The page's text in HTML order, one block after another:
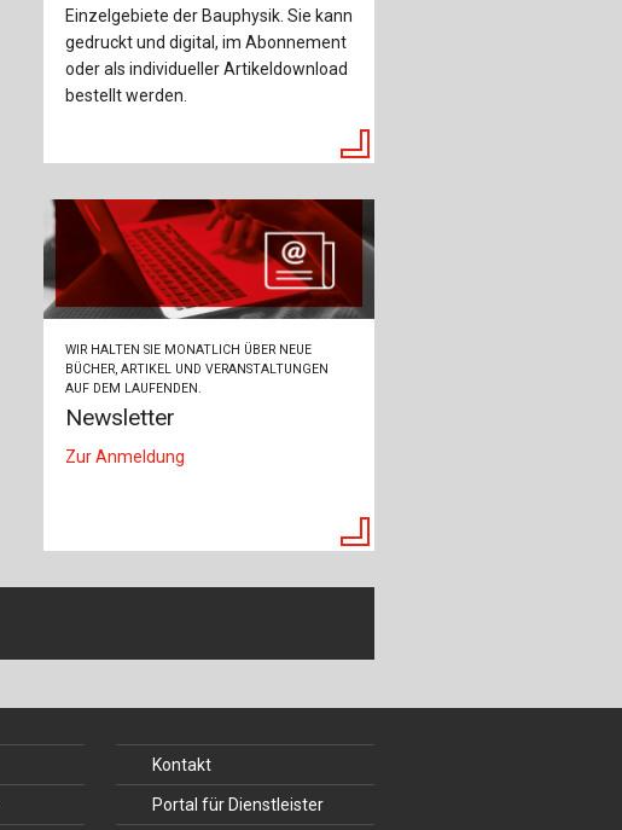
Einzelgebiete der Bauphysik. Sie kann
gedruckt und digital, im Abonnement
oder als individueller Artikeldownload
bestellt werden.
WIR HALTEN SIE MONATLICH ÜBER NEUE
BÜCHER, ARTIKEL UND VERANSTALTUNGEN
AUF DEM LAUFENDEN.
Newsletter
Zur Anmeldung
Kontakt
Portal für Dienstleister